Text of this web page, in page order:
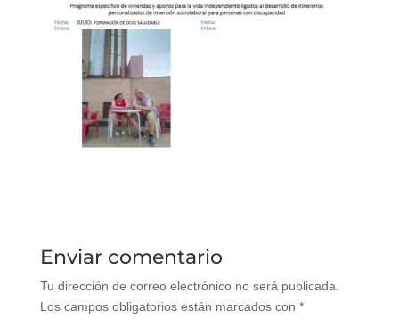
Enviar comentario
Tu dirección de correo electrónico no será publicada.
Los campos obligatorios están marcados con *